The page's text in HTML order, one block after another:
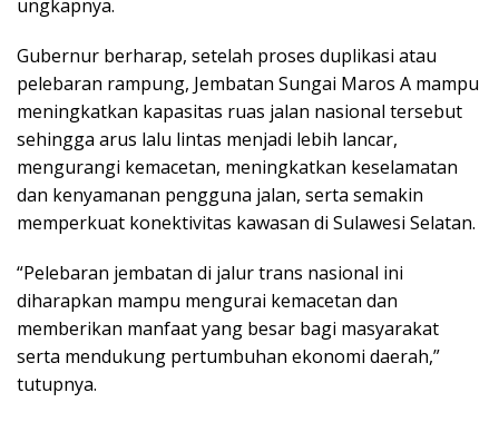
ungkapnya.
Gubernur berharap, setelah proses duplikasi atau
pelebaran rampung, Jembatan Sungai Maros A mampu
meningkatkan kapasitas ruas jalan nasional tersebut
sehingga arus lalu lintas menjadi lebih lancar,
mengurangi kemacetan, meningkatkan keselamatan
dan kenyamanan pengguna jalan, serta semakin
memperkuat konektivitas kawasan di Sulawesi Selatan.
“Pelebaran jembatan di jalur trans nasional ini
diharapkan mampu mengurai kemacetan dan
memberikan manfaat yang besar bagi masyarakat
serta mendukung pertumbuhan ekonomi daerah,”
tutupnya.